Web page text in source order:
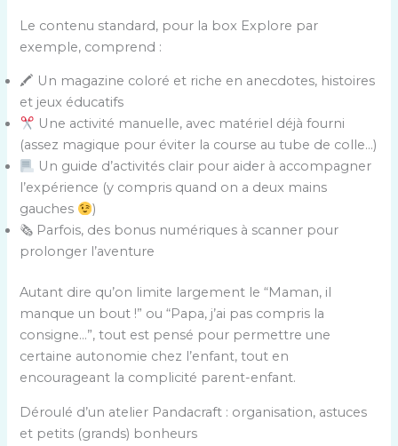
Le contenu standard, pour la box Explore par
exemple, comprend :
🖍 Un magazine coloré et riche en anecdotes, histoires
et jeux éducatifs
Une activité manuelle, avec matériel déjà fourni
(assez magique pour éviter la course au tube de colle…)
Un guide d’activités clair pour aider à accompagner
l’expérience (y compris quand on a deux mains
gauches
)
🗞 Parfois, des bonus numériques à scanner pour
prolonger l’aventure
Autant dire qu’on limite largement le “Maman, il
manque un bout !” ou “Papa, j’ai pas compris la
consigne…”, tout est pensé pour permettre une
certaine autonomie chez l’enfant, tout en
encourageant la complicité parent-enfant.
Déroulé d’un atelier Pandacraft : organisation, astuces
et petits (grands) bonheurs